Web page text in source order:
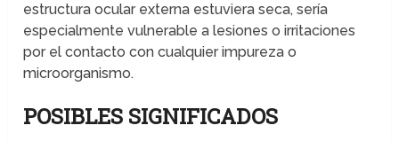
estructura ocular externa estuviera seca, sería
especialmente vulnerable a lesiones o irritaciones
por el contacto con cualquier impureza o
microorganismo.
POSIBLES SIGNIFICADOS